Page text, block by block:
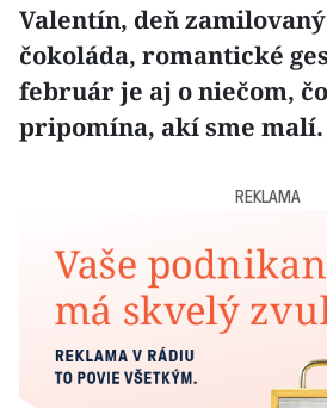
Valentín, deň
čokoláda, romantické
február je aj o niečom,
pripomína, akí sme malí.
REKLAMA